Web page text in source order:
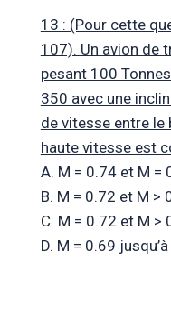
13 : (Pour cette
107). Un avion de
pesant 100
350 avec une
de vitesse entre
haute vitesse est
A. M = 0.74 et M =
B. M = 0.72 et M >
C. M = 0.72 et M >
D. M = 0.69